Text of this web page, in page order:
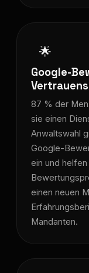
🌟
Google-
87 % der
sie einen
Anwaltswahl
Google-
ein und
einen neuen
Mandanten.